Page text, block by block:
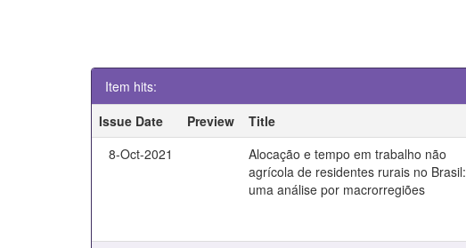
Item hits:
Issue Date
Preview Title
8-Oct-2021
Alocação e tempo em trabalho não
agrícola de residentes rurais no Brasil:
uma análise por macrorregiões